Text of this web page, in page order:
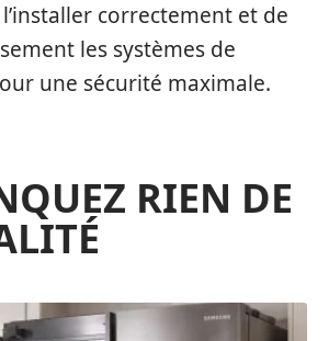
correctement et de
les systèmes de
une sécurité maximale.
RIEN DE